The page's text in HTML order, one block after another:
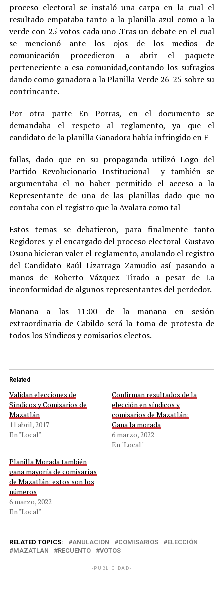
proceso electoral se instaló una carpa en la cual el
resultado empataba tanto a la planilla azul como a la
verde con 25 votos cada uno .Tras un debate en el cual
se mencionó ante los ojos de los medios de
comunicación procedieron a abrir el paquete
perteneciente a esa comunidad,contando los sufragios
dando como ganadora a la Planilla Verde 26-25 sobre su
contrincante.
Por otra parte En Porras, en el documento se
demandaba el respeto al reglamento, ya que el
candidato de la planilla Ganadora había infringido en F
fallas, dado que en su propaganda utilizó Logo del
Partido Revolucionario Institucional y también se
argumentaba el no haber permitido el acceso a la
Representante de una de las planillas dado que no
contaba con el registro que la Avalara como tal
Estos temas se debatieron, para finalmente tanto
Regidores y el encargado del proceso electoral Gustavo
Osuna hicieran valer el reglamento, anulando el registro
del Candidato Raúl Lizarraga Zamudio así pasando a
manos de Roberto Vázquez Tirado a pesar de La
inconformidad de algunos representantes del perdedor.
Mañana a las 11:00 de la mañana en sesión
extraordinaria de Cabildo será la toma de protesta de
todos los Síndicos y comisarios electos.
Related
Validan elecciones de
Síndicos y Comisarios de
Mazatlán
11 abril, 2017
En "Local"
Confirman resultados de la
elección en síndicos y
comisarios de Mazatlán:
Gana la morada
6 marzo, 2022
En "Local"
Planilla Morada también
gana mayoría de comisarías
de Mazatlán; estos son los
números
6 marzo, 2022
En "Local"
RELATED TOPICS: ANULACION COMISARIOS
ELECCIÓN
MAZATLAN
RECUENTO VOTOS
-PUBLICIDAD-